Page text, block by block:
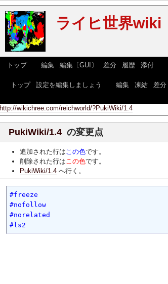
ライヒ世界wiki
トップ] [ 編集| 編集〔GUI〕 差分 履歴| 添付] [
トップ| 設定を編集しましょう 編集| 凍結| 差分
http://wikichree.com/reichworld/?PukiWiki/1.4
PukiWiki/1.4 の変更点
追加された行は この色です。
削除された行は この色です。
PukiWiki/1.4へ行く。
#freeze
#nofollow
#norelated
#ls2